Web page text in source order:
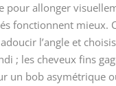
pour allonger
fonctionnent mieux.
l’angle et
; les cheveux fins
un bob asymétrique